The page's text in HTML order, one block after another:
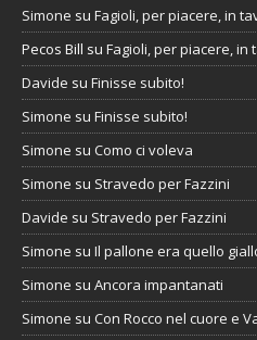
Simone su Fagioli, per piacere, in
Pecos Bill su Fagioli, per piacere, in
Davide su Finisse subito!
Simone su Finisse subito!
Simone su Como ci voleva
Simone su Stravedo per Fazzini
Davide su Stravedo per Fazzini
Simone su Il pallone era quello
Simone su Ancora impantanati
Simone su Con Rocco nel cuore e